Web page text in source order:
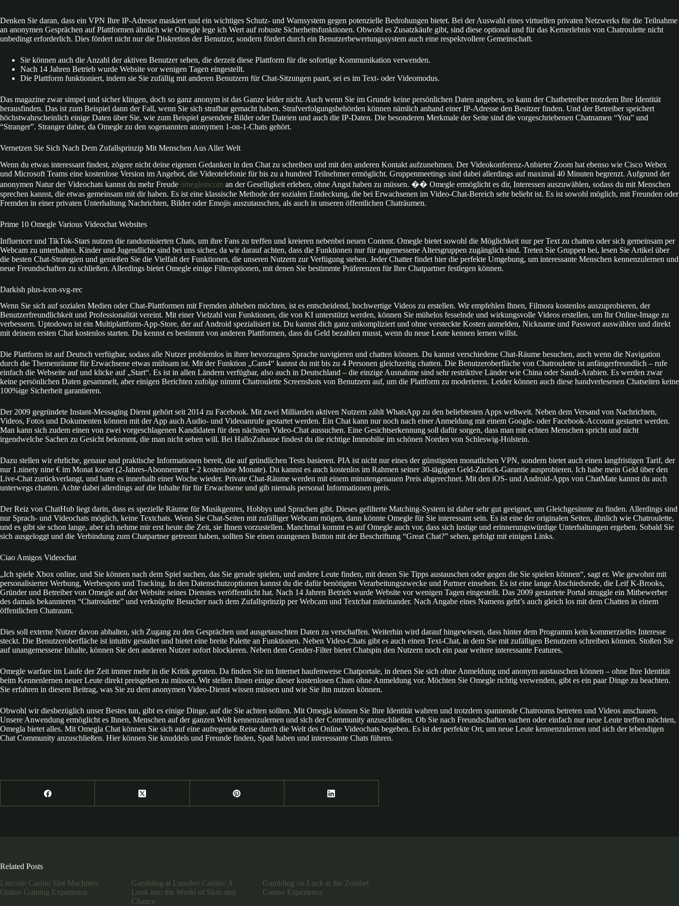
Denken Sie daran, dass ein VPN Ihre IP-Adresse maskiert und ein wichtiges Schutz- und Warnsystem gegen potenzielle Bedrohungen bietet. Bei der Auswahl eines virtuellen privaten Netzwerks für die Teilnahme
an anonymen Gesprächen auf Plattformen ähnlich wie Omegle lege ich Wert auf robuste Sicherheitsfunktionen. Obwohl es Zusatzkäufe gibt, sind diese optional und für das Kernerlebnis von Chatroulette nicht
unbedingt erforderlich. Dies fördert nicht nur die Diskretion der Benutzer, sondern fördert durch ein Benutzerbewertungssystem auch eine respektvollere Gemeinschaft.
Sie können auch die Anzahl der aktiven Benutzer sehen, die derzeit diese Plattform für die sofortige Kommunikation verwenden.
Nach 14 Jahren Betrieb wurde Website vor wenigen Tagen eingestellt.
Die Plattform funktioniert, indem sie Sie zufällig mit anderen Benutzern für Chat-Sitzungen paart, sei es im Text- oder Videomodus.
Das magazine zwar simpel und sicher klingen, doch so ganz anonym ist das Ganze leider nicht. Auch wenn Sie im Grunde keine persönlichen Daten angeben, so kann der Chatbetreiber trotzdem Ihre Identität
herausfinden. Das ist zum Beispiel dann der Fall, wenn Sie sich strafbar gemacht haben. Strafverfolgungsbehörden können nämlich anhand einer IP-Adresse den Besitzer finden. Und der Betreiber speichert
höchstwahrscheinlich einige Daten über Sie, wie zum Beispiel gesendete Bilder oder Dateien und auch die IP-Daten. Die besonderen Merkmale der Seite sind die vorgeschriebenen Chatnamen “You” und
“Stranger”. Stranger daher, da Omegle zu den sogenannten anonymen 1-on-1-Chats gehört.
Vernetzen Sie Sich Nach Dem Zufallsprinzip Mit Menschen Aus Aller Welt
Wenn du etwas interessant findest, zögere nicht deine eigenen Gedanken in den Chat zu schreiben und mit den anderen Kontakt aufzunehmen. Der Videokonferenz-Anbieter Zoom hat ebenso wie Cisco Webex
und Microsoft Teams eine kostenlose Version im Angebot, die Videotelefonie für bis zu a hundred Teilnehmer ermöglicht. Gruppenmeetings sind dabei allerdings auf maximal 40 Minuten begrenzt. Aufgrund der
anonymen Natur der Videochats kannst du mehr Freude omeglemcom an der Geselligkeit erleben, ohne Angst haben zu müssen. �� Omegle ermöglicht es dir, Interessen auszuwählen, sodass du mit Menschen
sprechen kannst, die etwas gemeinsam mit dir haben. Es ist eine klassische Methode der sozialen Entdeckung, die bei Erwachsenen im Video-Chat-Bereich sehr beliebt ist. Es ist sowohl möglich, mit Freunden oder
Fremden in einer privaten Unterhaltung Nachrichten, Bilder oder Emojis auszutauschen, als auch in unseren öffentlichen Chaträumen.
Prime 10 Omegle Various Videochat Websites
Influencer und TikTok-Stars nutzen die randomisierten Chats, um ihre Fans zu treffen und kreieren nebenbei neuen Content. Omegle bietet sowohl die Möglichkeit nur per Text zu chatten oder sich gemeinsam per
Webcam zu unterhalten. Kinder und Jugendliche sind bei uns sicher, da wir darauf achten, dass die Funktionen nur für angemessene Altersgruppen zugänglich sind. Treten Sie Gruppen bei, lesen Sie Artikel über
die besten Chat-Strategien und genießen Sie die Vielfalt der Funktionen, die unseren Nutzern zur Verfügung stehen. Jeder Chatter findet hier die perfekte Umgebung, um interessante Menschen kennenzulernen und
neue Freundschaften zu schließen. Allerdings bietet Omegle einige Filteroptionen, mit denen Sie bestimmte Präferenzen für Ihre Chatpartner festlegen können.
Darkish plus-icon-svg-rec
Wenn Sie sich auf sozialen Medien oder Chat-Plattformen mit Fremden abheben möchten, ist es entscheidend, hochwertige Videos zu erstellen. Wir empfehlen Ihnen, Filmora kostenlos auszuprobieren, der
Benutzerfreundlichkeit und Professionalität vereint. Mit einer Vielzahl von Funktionen, die von KI unterstützt werden, können Sie mühelos fesselnde und wirkungsvolle Videos erstellen, um Ihr Online-Image zu
verbessern. Uptodown ist ein Multiplattform-App-Store, der auf Android spezialisiert ist. Du kannst dich ganz unkompliziert und ohne versteckte Kosten anmelden, Nickname und Passwort auswählen und direkt
mit deinem ersten Chat kostenlos starten. Du kennst es bestimmt von anderen Plattformen, dass du Geld bezahlen musst, wenn du neue Leute kennen lernen willst.
Die Plattform ist auf Deutsch verfügbar, sodass alle Nutzer problemlos in ihrer bevorzugten Sprache navigieren und chatten können. Du kannst verschiedene Chat-Räume besuchen, auch wenn die Navigation
durch die Themenräume für Erwachsene etwas mühsam ist. Mit der Funktion „Cam4“ kannst du mit bis zu 4 Personen gleichzeitig chatten. Die Benutzeroberfläche von Chatroulette ist anfängerfreundlich – rufe
einfach die Webseite auf und klicke auf „Start“. Es ist in allen Ländern verfügbar, also auch in Deutschland – die einzige Ausnahme sind sehr restriktive Länder wie China oder Saudi-Arabien. Es werden zwar
keine persönlichen Daten gesammelt, aber einigen Berichten zufolge nimmt Chatroulette Screenshots von Benutzern auf, um die Plattform zu moderieren. Leider können auch diese handverlesenen Chatseiten keine
100%ige Sicherheit garantieren.
Der 2009 gegründete Instant-Messaging Dienst gehört seit 2014 zu Facebook. Mit zwei Milliarden aktiven Nutzern zählt WhatsApp zu den beliebtesten Apps weltweit. Neben dem Versand von Nachrichten,
Videos, Fotos und Dokumenten können mit der App auch Audio- und Videoanrufe gestartet werden. Ein Chat kann nur noch nach einer Anmeldung mit einem Google- oder Facebook-Account gestartet werden.
Man kann sich zudem einen von zwei vorgeschlagenen Kandidaten für den nächsten Video-Chat aussuchen. Eine Gesichtserkennung soll dafür sorgen, dass man mit echten Menschen spricht und nicht
irgendwelche Sachen zu Gesicht bekommt, die man nicht sehen will. Bei HalloZuhause findest du die richtige Immobilie im schönen Norden von Schleswig-Holstein.
Dazu stellen wir ehrliche, genaue und praktische Informationen bereit, die auf gründlichen Tests basieren. PIA ist nicht nur eines der günstigsten monatlichen VPN, sondern bietet auch einen langfristigen Tarif, der
nur 1.ninety nine € im Monat kostet (2-Jahres-Abonnement + 2 kostenlose Monate). Du kannst es auch kostenlos im Rahmen seiner 30-tägigen Geld-Zurück-Garantie ausprobieren. Ich habe mein Geld über den
Live-Chat zurückverlangt, und hatte es innerhalb einer Woche wieder. Private Chat-Räume werden mit einem minutengenauen Preis abgerechnet. Mit den iOS- und Android-Apps von ChatMate kannst du auch
unterwegs chatten. Achte dabei allerdings auf die Inhalte für für Erwachsene und gib niemals personal Informationen preis.
Der Reiz von ChatHub liegt darin, dass es spezielle Räume für Musikgenres, Hobbys und Sprachen gibt. Dieses gefilterte Matching-System ist daher sehr gut geeignet, um Gleichgesinnte zu finden. Allerdings sind
nur Sprach- und Videochats möglich, keine Textchats. Wenn Sie Chat-Seiten mit zufälliger Webcam mögen, dann könnte Omegle für Sie interessant sein. Es ist eine der originalen Seiten, ähnlich wie Chatroulette,
und es gibt sie schon lange, aber ich nehme mir erst heute die Zeit, sie Ihnen vorzustellen. Manchmal kommt es auf Omegle auch vor, dass sich lustige und erinnerungswürdige Unterhaltungen ergeben. Sobald Sie
sich ausgeloggt und die Verbindung zum Chatpartner getrennt haben, sollten Sie einen orangenen Button mit der Beschriftung “Great Chat?” sehen, gefolgt mit einigen Links.
Ciao Amigos Videochat
„Ich spiele Xbox online, und Sie können nach dem Spiel suchen, das Sie gerade spielen, und andere Leute finden, mit denen Sie Tipps austauschen oder gegen die Sie spielen können“, sagt er. Wie gewohnt mit
personalisierter Werbung, Werbespots und Tracking. In den Datenschutzoptionen kannst du die dafür benötigten Verarbeitungszwecke und Partner einsehen. Es ist eine lange Abschiedsrede, die Leif K-Brooks,
Gründer und Betreiber von Omegle auf der Website seines Dienstes veröffentlicht hat. Nach 14 Jahren Betrieb wurde Website vor wenigen Tagen eingestellt. Das 2009 gestartete Portal struggle ein Mitbewerber
des damals bekannteren “Chatroulette” und verknüpfte Besucher nach dem Zufallsprinzip per Webcam und Textchat miteinander. Nach Angabe eines Namens geht’s auch gleich los mit dem Chatten in einem
öffentlichen Chatraum.
Dies soll externe Nutzer davon abhalten, sich Zugang zu den Gesprächen und ausgetauschten Daten zu verschaffen. Weiterhin wird darauf hingewiesen, dass hinter dem Programm kein kommerzielles Interesse
steckt. Die Benutzeroberfläche ist intuitiv gestaltet und bietet eine breite Palette an Funktionen. Neben Video-Chats gibt es auch einen Text-Chat, in dem Sie mit zufälligen Benutzern schreiben können. Stoßen Sie
auf unangemessene Inhalte, können Sie den anderen Nutzer sofort blockieren. Neben dem Gender-Filter bietet Chatspin den Nutzern noch ein paar weitere interessante Features.
Omegle warfare im Laufe der Zeit immer mehr in die Kritik geraten. Da finden Sie im Internet haufenweise Chatportale, in denen Sie sich ohne Anmeldung und anonym austauschen können – ohne Ihre Identität
beim Kennenlernen neuer Leute direkt preisgeben zu müssen. Wir stellen Ihnen einige dieser kostenlosen Chats ohne Anmeldung vor. Möchten Sie Omegle richtig verwenden, gibt es ein paar Dinge zu beachten.
Sie erfahren in diesem Beitrag, was Sie zu dem anonymen Video-Dienst wissen müssen und wie Sie ihn nutzen können.
Obwohl wir diesbezüglich unser Bestes tun, gibt es einige Dinge, auf die Sie achten sollten. Mit Omegla können Sie Ihre Identität wahren und trotzdem spannende Chatrooms betreten und Videos anschauen.
Unsere Anwendung ermöglicht es Ihnen, Menschen auf der ganzen Welt kennenzulernen und sich der Community anzuschließen. Ob Sie nach Freundschaften suchen oder einfach nur neue Leute treffen möchten,
Omegla bietet alles. Mit Omegla Chat können Sie sich auf eine aufregende Reise durch die Welt des Online Videochats begeben. Es ist der perfekte Ort, um neue Leute kennenzulernen und sich der lebendigen
Chat Community anzuschließen. Hier können Sie knuddels und Freunde finden, Spaß haben und interessante Chats führen.
Related Posts
Litecoin Casino Slot Machines
Online Gaming Experience
Gambling at Lunubet Casino: A
Look into the World of Slots and
Chance
Gambling on Luck at the Zotabet
Casino Experience